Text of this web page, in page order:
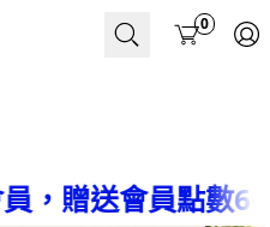
Cart0
會員點數66點~購